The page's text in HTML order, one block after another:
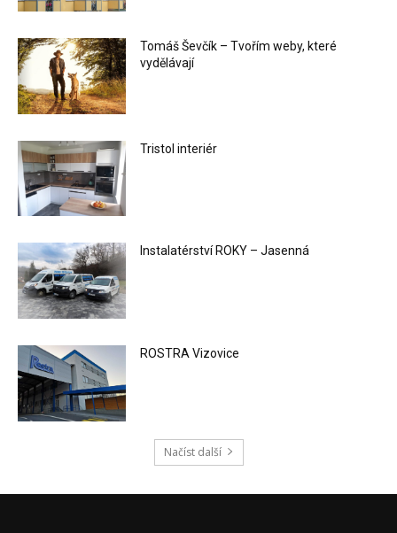
Tomáš Ševčík – Tvořím weby, které
vydělávají
Tristol interiér
Instalatérství ROKY – Jasenná
ROSTRA Vizovice
Načíst další